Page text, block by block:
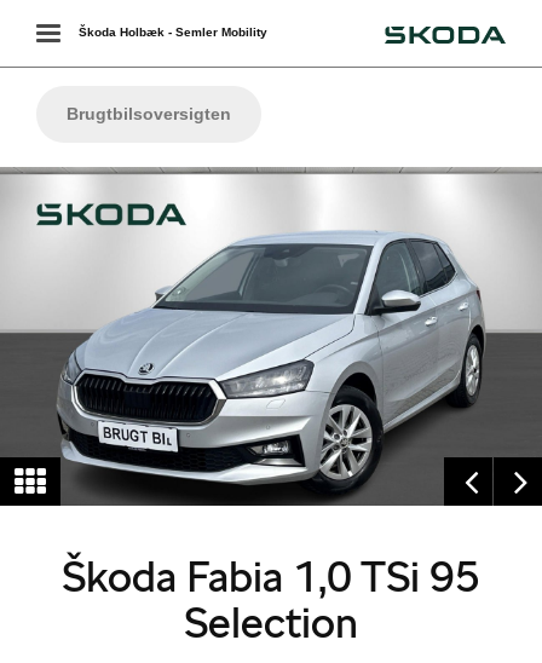
Toggle
navigation
Škoda Holbæk - Semler Mobility
Brugtbilsoversigten
Škoda Fabia 1,0 TSi 95
Selection